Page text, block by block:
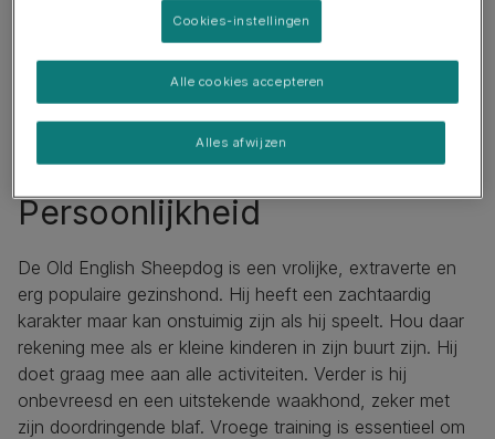
Persoonlijkheid
De Old English Sheepdog is een vrolijke, extraverte en
erg populaire gezinshond. Hij heeft een zachtaardig
karakter maar kan onstuimig zijn als hij speelt. Hou daar
rekening mee als er kleine kinderen in zijn buurt zijn. Hij
doet graag mee aan alle activiteiten. Verder is hij
onbevreesd en een uitstekende waakhond, zeker met
zijn doordringende blaf. Vroege training is essentieel om
Cookies-instellingen
Alles afwijzen
Alle cookies accepteren